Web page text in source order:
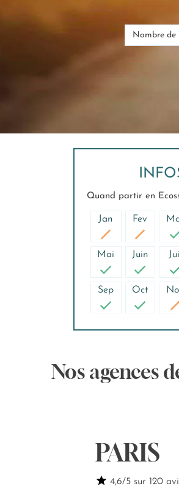
Quand partir en
Jan Fev
Mai Juin Juil
Sep Oct
Nos agences
PARIS
4,6/5 sur 120